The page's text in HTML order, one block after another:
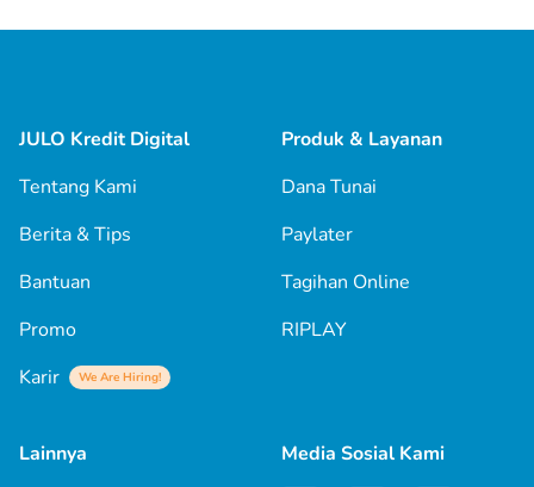
JULO Kredit Digital
Tentang Kami
Berita & Tips
Bantuan
Promo
Karir
We Are Hiring!
Produk & Layanan
Dana Tunai
Paylater
Tagihan Online
RIPLAY
Lainnya
Media Sosial Kami